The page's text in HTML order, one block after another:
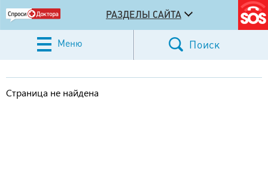
РАЗДЕЛЫ САЙТА
Меню Поиск
Страница не найдена